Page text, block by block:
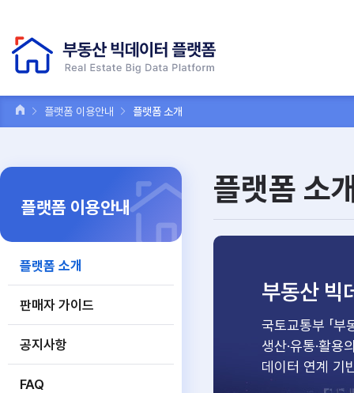
플랫폼 이용안내 플랫폼 소개
플랫폼 이용안내
플랫폼 소개
판매자 가이드
공지사항
FAQ
플랫폼 소
부동산 빅
국토교통부 「
생산·유통·활
데이터 연계 기